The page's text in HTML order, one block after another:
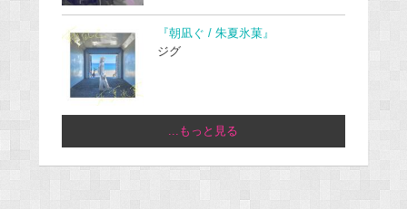
『朝凪ぐ / 朱夏氷菓』
ジグ
...もっと見る